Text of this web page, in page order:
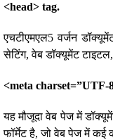
<head> tag.
एचटीएमएल5 वर्जन
सेटिंग, वेब डॉक्यूमेंट
<meta charset=”UTF-
यह मौजूदा वेब पेज में
फॉर्मेट है, जो वेब पेज में कई